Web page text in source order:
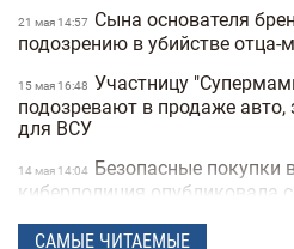
21 мая 14:57
Сына основателя
подозрению в убийстве отца-
15 мая 16:48 Участницу
подозревают в продаже
для ВСУ
14 мая 14:04 Безопасные покупки
киберполиция опубликовала
28 апреля 16:14 Украинец побил
САМЫЕ ЧИТАЕМЫЕ